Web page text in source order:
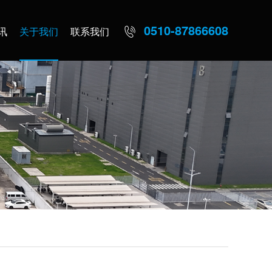
0510-87866608
关于我们 联系我们